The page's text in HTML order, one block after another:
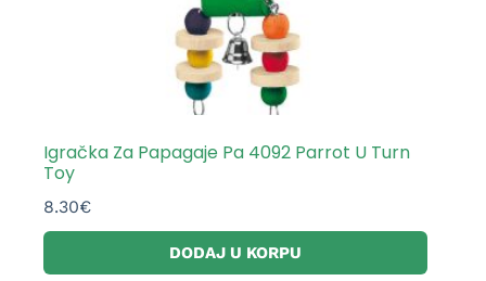
Igračka Za Papagaje Pa 4092 Parrot U Turn
Toy
8.30€
DODAJ U KORPU